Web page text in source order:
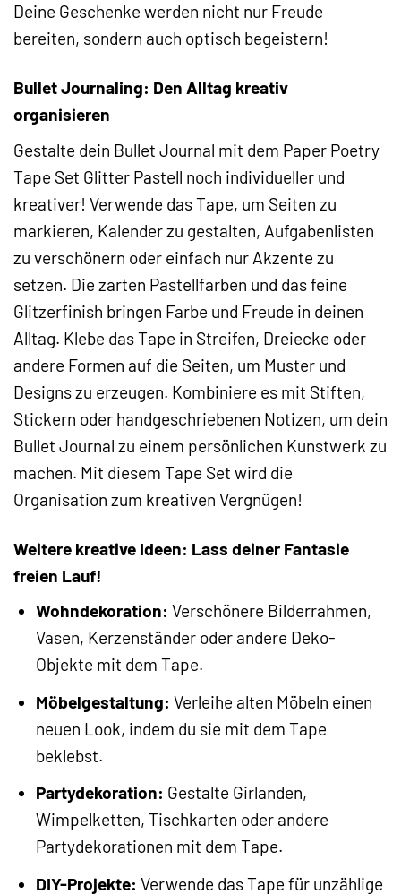
Deine Geschenke werden nicht nur Freude
bereiten, sondern auch optisch begeistern!
Bullet Journaling: Den Alltag kreativ
organisieren
Gestalte dein Bullet Journal mit dem Paper Poetry
Tape Set Glitter Pastell noch individueller und
kreativer! Verwende das Tape, um Seiten zu
markieren, Kalender zu gestalten, Aufgabenlisten
zu verschönern oder einfach nur Akzente zu
setzen. Die zarten Pastellfarben und das feine
Glitzerfinish bringen Farbe und Freude in deinen
Alltag. Klebe das Tape in Streifen, Dreiecke oder
andere Formen auf die Seiten, um Muster und
Designs zu erzeugen. Kombiniere es mit Stiften,
Stickern oder handgeschriebenen Notizen, um dein
Bullet Journal zu einem persönlichen Kunstwerk zu
machen. Mit diesem Tape Set wird die
Organisation zum kreativen Vergnügen!
Weitere kreative Ideen: Lass deiner Fantasie
freien Lauf!
Wohndekoration: Verschönere Bilderrahmen,
Vasen, Kerzenständer oder andere Deko-
Objekte mit dem Tape.
Möbelgestaltung: Verleihe alten Möbeln einen
neuen Look, indem du sie mit dem Tape
beklebst.
Partydekoration: Gestalte Girlanden,
Wimpelketten, Tischkarten oder andere
Partydekorationen mit dem Tape.
DIY-Projekte: Verwende das Tape für unzählige